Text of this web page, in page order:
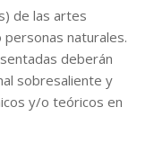
de las artes
personas naturales.
deberán
sobresaliente y
y/o teóricos en